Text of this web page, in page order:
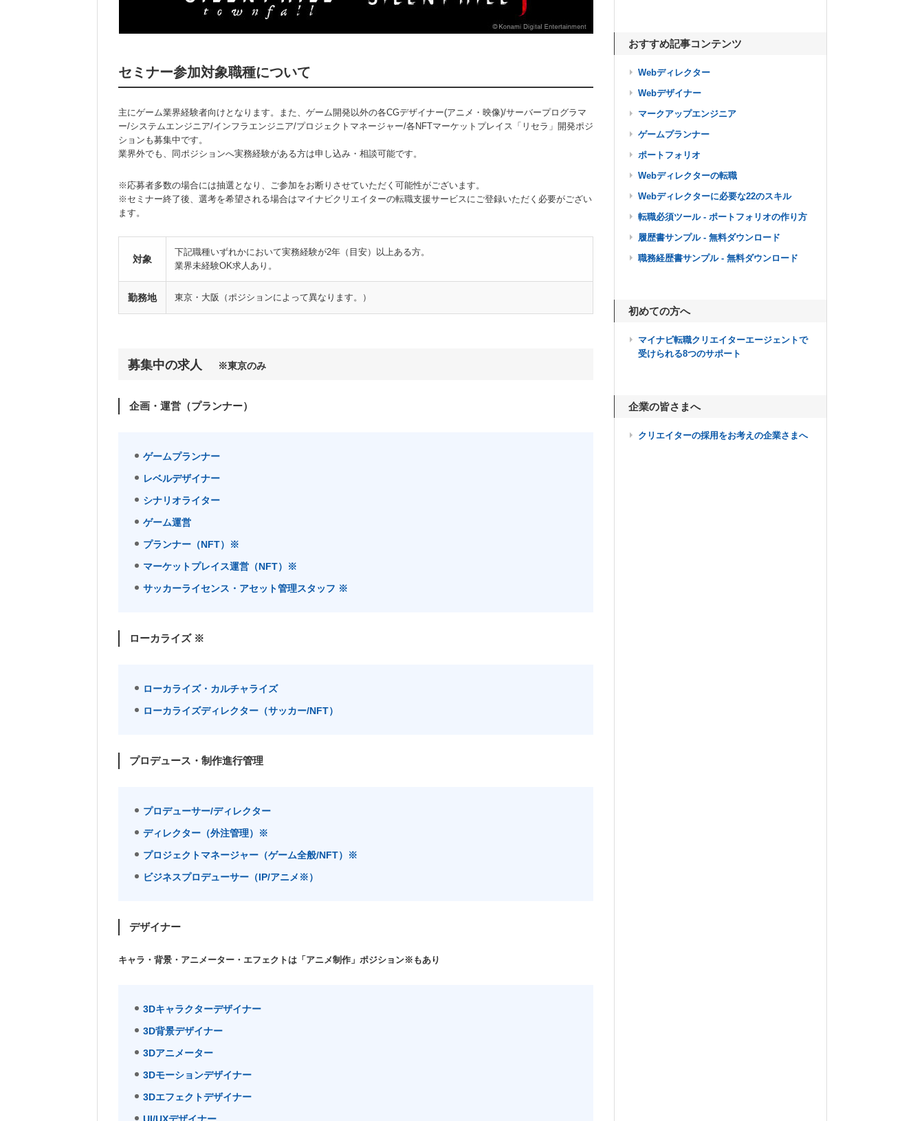
セミナー参加対象職種について
主にゲーム業界経験者向けとなります。また、ゲーム開発以外の各CGデザイナー(アニメ・映像)/サーバープログラマ
ー/システムエンジニア/インフラエンジニア/プロジェクトマネージャー/各NFTマーケットプレイス「リセラ」開発ポジ
ションも募集中です。
業界外でも、同ポジションへ実務経験がある方は申し込み・相談可能です。
※応募者多数の場合には抽選となり、ご参加をお断りさせていただく可能性がございます。
※セミナー終了後、選考を希望される場合はマイナビクリエイターの転職支援サービスにご登録いただく必要がござい
ます。
対象
下記職種いずれかにおいて実務経験が2年（目安）以上ある方。
業界未経験OK求人あり。
勤務地 東京・大阪（ポジションによって異なります。）
募集中の求人 ※東京のみ
企画・運営（プランナー）
ゲームプランナー
レベルデザイナー
シナリオライター
ゲーム運営
プランナー（NFT）※
マーケットプレイス運営（NFT）※
サッカーライセンス・アセット管理スタッフ ※
ローカライズ ※
ローカライズ・カルチャライズ
ローカライズディレクター（サッカー/NFT）
プロデュース・制作進行管理
プロデューサー/ディレクター
ディレクター（外注管理）※
プロジェクトマネージャー（ゲーム全般/NFT）※
ビジネスプロデューサー（IP/アニメ※）
デザイナー
キャラ・背景・アニメーター・エフェクトは「アニメ制作」ポジション※もあり
3Dキャラクターデザイナー
3D背景デザイナー
3Dアニメーター
3Dモーションデザイナー
3Dエフェクトデザイナー
おすすめ記事コンテンツ
Webディレクター
Webデザイナー
マークアップエンジニア
ゲームプランナー
ポートフォリオ
Webディレクターの転職
Webディレクターに必要な22のスキル
転職必須ツール - ポートフォリオの作り方
履歴書サンプル - 無料ダウンロード
職務経歴書サンプル - 無料ダウンロード
初めての方へ
マイナビ転職クリエイターエージェントで
受けられる8つのサポート
企業の皆さまへ
クリエイターの採用をお考えの企業さまへ